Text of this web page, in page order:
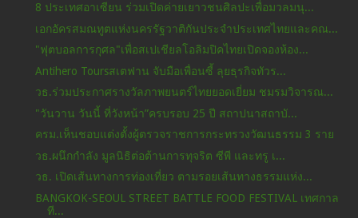
8 ประเทศอาเซียน ร่วมเปิดค่ายเยาวชนศิลปะเพื่อมวลมนุ...
เอกอัครสมณทูตแห่งนครรัฐวาติกันประจําประเทศไทยและคณ...
"ฟุตบอลการกุศล"เพื่อสเปเชียลโอลิมปิคไทยเปิดจองห้อง...
Antihero Toursสเตฟาน จับมือเพื่อนซี้ ลุยธุรกิจทัวร...
วธ.ร่วมประกาศรางวัลภาพยนตร์ไทยยอดเยี่ยม ชมรมวิจารณ...
"วันวาน วันนี้ ที่วังหน้า”ครบรอบ 25 ปี สถาปนาสถาบั...
ครม.เห็นชอบแต่งตั้งผู้ตรวจราชการกระทรวงวัฒนธรรม 3 ราย
วธ.ผนึกกำลัง มูลนิธิต่อต้านการทุจริต ซีพี และทรู เ...
วธ. เปิดเส้นทางการท่องเที่ยว ตามรอยเส้นทางธรรมแห่ง...
BANGKOK-SEOUL STREET BATTLE FOOD FESTIVAL เทศกาล
ที...